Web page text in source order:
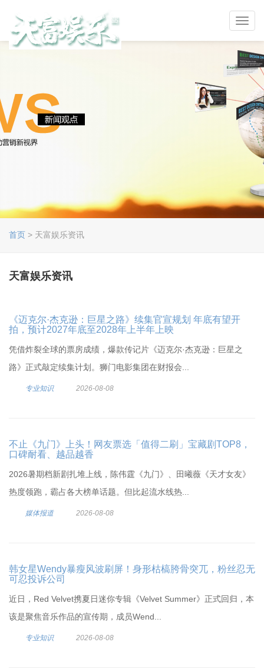
首页 > 天富娱乐资讯
天富娱乐资讯
《迈克尔·杰克逊：巨星之路》续集官宣规划 年底有望开
拍，预计2027年底至2028年上半年上映
凭借炸裂全球的票房成绩，爆款传记片《迈克尔·杰克逊：巨星之
路》正式敲定续集计划。狮门电影集团在财报会...
专业知识 2026-08-08
不止《九门》上头！网友票选「值得二刷」宝藏剧TOP8，
口碑耐看、越品越香
2026暑期档新剧扎堆上线，陈伟霆《九门》、田曦薇《天才女友》
热度领跑，霸占各大榜单话题。但比起流水线热...
媒体报道 2026-08-08
韩女星Wendy暴瘦风波刷屏！身形枯槁胯骨突兀，粉丝忍无
可忍投诉公司
近日，Red Velvet携夏日迷你专辑《Velvet Summer》正式回归，本
该是聚焦音乐作品的宣传期，成员Wend...
专业知识 2026-08-08